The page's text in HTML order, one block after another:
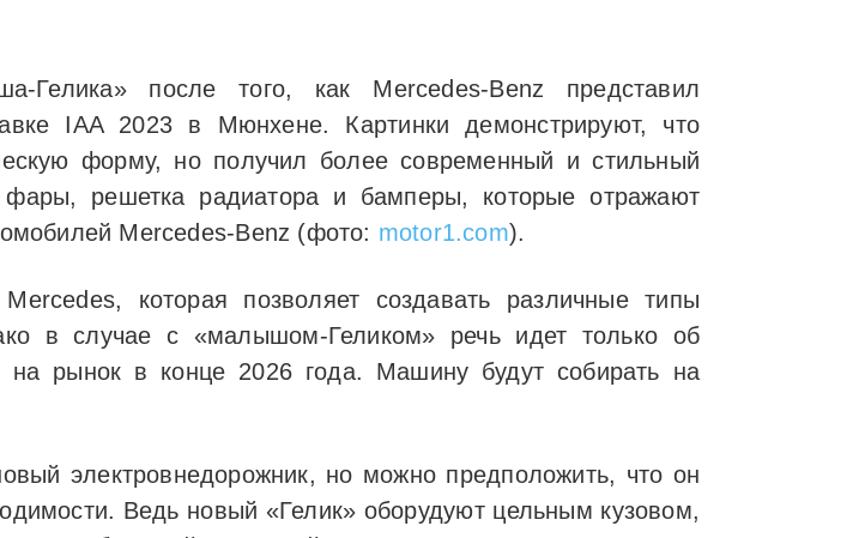
после того, как Mercedes-Benz представил
IAA 2023 в Мюнхене. Картинки демонстрируют, что
форму, но получил более современный и стильный
решетка радиатора и бамперы, которые отражают
Mercedes-Benz (фото: motor1.com).
которая позволяет создавать различные типы
в случае с «малышом-Геликом» речь идет только об
на рынок в конце 2026 года. Машину будут собирать на
электровнедорожник, но можно предположить, что он
Ведь новый «Гелик» оборудуют цельным кузовом,